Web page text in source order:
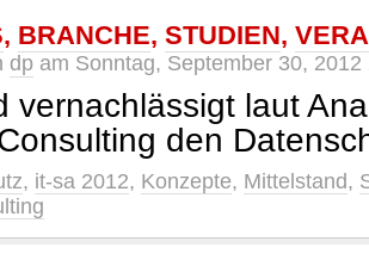
, BRANCHE, STUDIEN,
dp am Sonntag, September 30,
vernachlässigt laut
den
, it-sa 2012, Konzepte, Mittelstand,